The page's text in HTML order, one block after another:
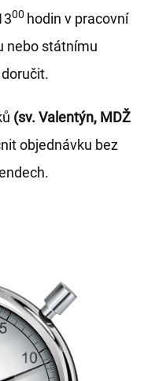
00 hodin v pracovní
nebo státnímu
(sv. Valentýn, MDŽ
objednávku bez